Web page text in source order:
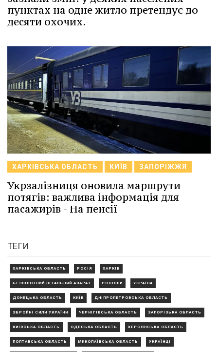
пунктах на одне житло претендує до
десяти охочих.
ХАРКІВСЬКА ОБЛАСТЬ КИЇВ ЗАПОРІЖЖЯ
Укрзалізниця оновила маршрути
потягів: важлива інформація для
пасажирів - На пенсії
ТЕГИ
ХАРКІВСЬКА ОБЛАСТЬ РОСІЯ ХАРКІВ
БЕЗПІЛОТНИЙ ЛІТАЛЬНИЙ АПАРАТ РОСІЯНИ УКРАЇНА
ДОНЕЦЬКА ОБЛАСТЬ КИЇВ ДНІПРОПЕТРОВСЬКА ОБЛАСТЬ
ЗБРОЙНІ СИЛИ УКРАЇНИ ЧЕРНІГІВСЬКА ОБЛАСТЬ ЗАПОРІЗЬКА ОБЛАСТЬ
КИЇВСЬКА ОБЛАСТЬ ОДЕСЬКА ОБЛАСТЬ ХЕРСОНСЬКА ОБЛАСТЬ
ПОЛТАВСЬКА ОБЛАСТЬ МИКОЛАЇВСЬКА ОБЛАСТЬ УКРАЇНЦІ